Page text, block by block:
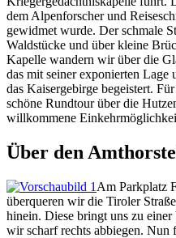
dem Alpenforscher und
gewidmet wurde. Der schmale
Waldstücke und über kleine
Kapelle wandern wir über die
das mit seiner exponierten
das Kaisergebirge begeistert.
schöne Rundtour über die
willkommene
Über den
Am Parkplatz
überqueren wir die Tiroler
hinein. Diese bringt uns zu
wir scharf rechts abbiegen.